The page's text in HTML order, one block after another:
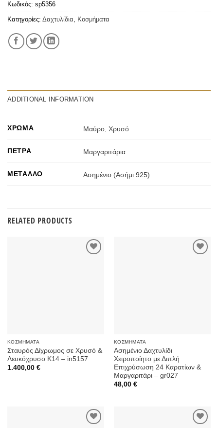
Κωδικός: sp5356
Κατηγορίες: Δαχτυλίδια, Κοσμήματα
ADDITIONAL INFORMATION
ΧΡΏΜΑ Μαύρο Χρυσό
ΠΈΤΡΑ Μαργαριτάρια
ΜΈΤΑΛΛΟ Ασημένιο (Ασήμι 925)
RELATED PRODUCTS
ΚΟΣΜΉΜΑΤΑ
Σταυρός Δίχρωμος σε Χρυσό &
Λευκόχρυσο Κ14 – in5157
1.400,00 €
ΚΟΣΜΉΜΑΤΑ
Ασημένιο Δαχτυλίδι
Χειροποίητο με Διπλή
Επιχρύσωση 24 Καρατίων &
Μαργαριτάρι – gr027
48,00 €